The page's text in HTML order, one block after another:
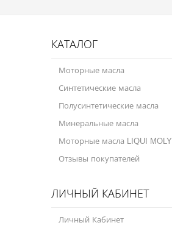
КАТАЛОГ
Моторные масла
Синтетические масла
Полусинтетические масла
Минеральные масла
Моторные масла LIQUI MOLY
Отзывы покупателей
ЛИЧНЫЙ КАБИНЕТ
Личный Кабинет